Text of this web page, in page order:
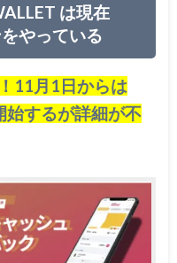
は現在
やっている
11月1日からは
始するが詳細が不